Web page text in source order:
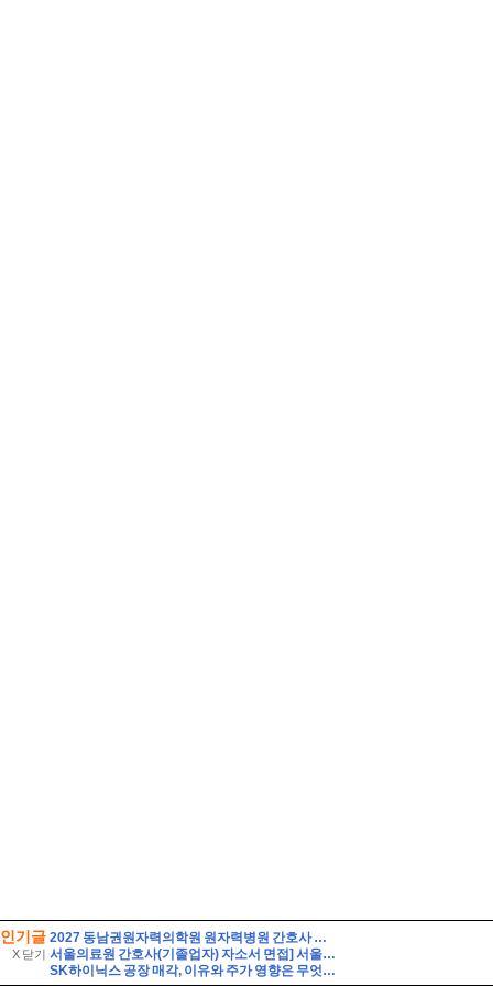
인기글
X 닫기
2027 동남권원자력의학원 원자력병원 간호사 자소서 면접] 동남권원자력의학원 원자력병원 자소서 기반 면접 30문항과 모범답변, 임상 현장 및 면접 대비 필수 핵심용어 30선 - p
서울의료원 간호사(기졸업자) 자소서 면접] 서울의료원 신규간호사(면허소지자) 자기소개서, 서울의료원 자기소개서 기반 면접 30문항과 모범답변, 핵심 용어 30선 - bithsome
SK하이닉스 공장 매각, 이유와 주가 영향은 무엇일까? 투자자가 먼저 볼 기준